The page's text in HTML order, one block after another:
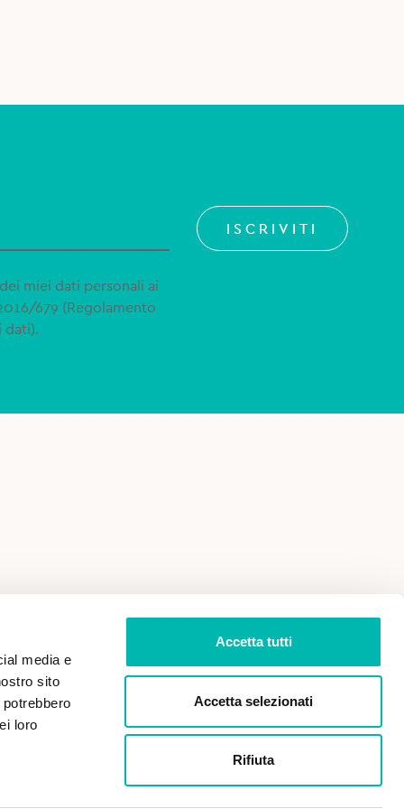
media e
sito
loro
Accetta tutti
Accetta selezionati
Rifiuta
miei dati personali ai
679 (Regolamento
dati).
ISCRIVITI